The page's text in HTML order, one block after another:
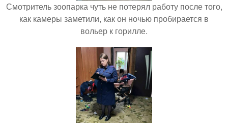
Смотритель зоопарка чуть не потерял работу после того,
как камеры заметили, как он ночью пробирается в
вольер к горилле.